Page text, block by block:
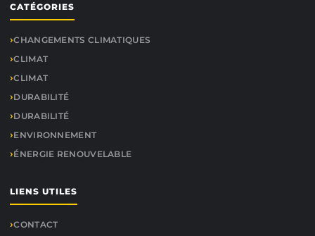
CATÉGORIES
CHANGEMENTS CLIMATIQUES
CLIMAT
CLIMAT
DURABILITÉ
DURABILITÉ
ENVIRONNEMENT
ÉNERGIE RENOUVELABLE
LIENS UTILES
CONTACT